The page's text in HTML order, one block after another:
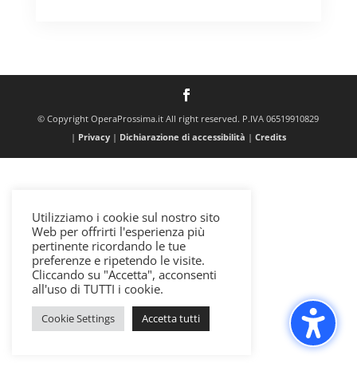
© Copyright OperaProssima.it All right reserved. P.IVA 06519910829
| Privacy| Dichiarazione di accessibilità | Credits
Utilizziamo i cookie sul nostro sito
Web per offrirti l'esperienza più
pertinente ricordando le tue
preferenze e ripetendo le visite.
Cliccando su "Accetta", acconsenti
all'uso di TUTTI i cookie.
Cookie Settings Accetta tutti